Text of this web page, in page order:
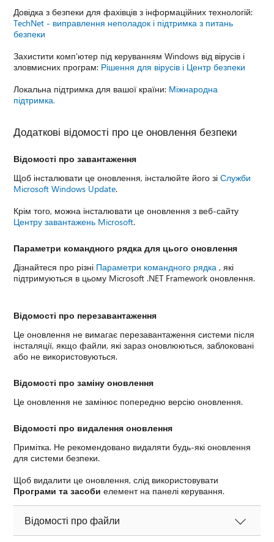
Довідка з безпеки для фахівців з інформаційних технологій:
TechNet - виправлення неполадок і підтримка з питань
безпеки
Захистити комп'ютер під керуванням Windows від вірусів і
зловмисних програм: Рішення для вірусів і Центр безпеки
Локальна підтримка для вашої країни: Міжнародна
підтримка.
Додаткові відомості про це оновлення безпеки
Відомості про завантаження
Щоб інсталювати це оновлення, інсталюйте його зіСлужби
Microsoft Windows Update.
Крім того, можна інсталювати це оновлення з веб-сайту
Центру завантажень Microsoft.
Параметри командного рядка для цього оновлення
Дізнайтеся про різні Параметри командного рядка , які
підтримуються в цьому Microsoft .NET Framework оновлення.
Відомості про перезавантаження
Це оновлення не вимагає перезавантаження системи після
інсталяції, якщо файли, які зараз оновлюються, заблоковані
або не використовуються.
Відомості про заміну оновлення
Це оновлення не замінює попередню версію оновлення.
Відомості про видалення оновлення
Примітка. Не рекомендовано видаляти будь-які оновлення
для системи безпеки.
Щоб видалити це оновлення, слід використовувати
Програми та засоби елемент на панелі керування.
Відомості про файли